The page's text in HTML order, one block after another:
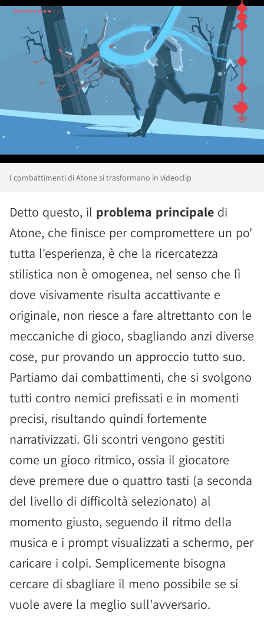
I combattimenti di Atone si trasformano in videoclip
Detto questo, il problema principale di
Atone, che finisce per compromettere un po'
tutta l'esperienza, è che la ricercatezza
stilistica non è omogenea, nel senso che lì
dove visivamente risulta accattivante e
originale, non riesce a fare altrettanto con le
meccaniche di gioco, sbagliando anzi diverse
cose, pur provando un approccio tutto suo.
Partiamo dai combattimenti, che si svolgono
tutti contro nemici prefissati e in momenti
precisi, risultando quindi fortemente
narrativizzati. Gli scontri vengono gestiti
come un gioco ritmico, ossia il giocatore
deve premere due o quattro tasti (a seconda
del livello di difficoltà selezionato) al
momento giusto, seguendo il ritmo della
musica e i prompt visualizzati a schermo, per
caricare i colpi. Semplicemente bisogna
cercare di sbagliare il meno possibile se si
vuole avere la meglio sull'avversario.